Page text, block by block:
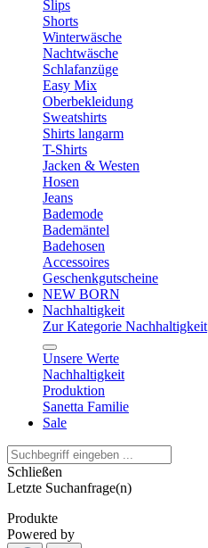
Slips
Shorts
Winterwäsche
Nachtwäsche
Schlafanzüge
Easy Mix
Oberbekleidung
Sweatshirts
Shirts langarm
T-Shirts
Jacken & Westen
Hosen
Jeans
Bademode
Bademäntel
Badehosen
Accessoires
Geschenkgutscheine
NEW BORN
Nachhaltigkeit
Zur Kategorie Nachhaltigkeit
Unsere Werte
Nachhaltigkeit
Produktion
Sanetta Familie
Sale
Schließen
Letzte Suchanfrage(n)
Produkte
Powered by